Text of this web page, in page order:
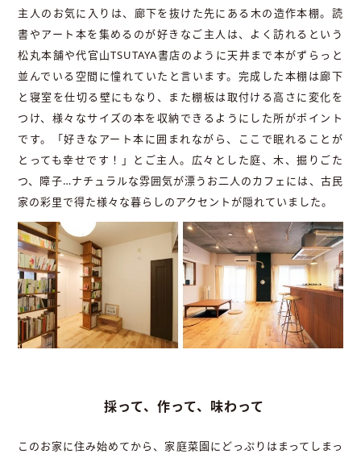
主人のお気に入りは、廊下を抜けた先にある木の造作本棚。読
書やアート本を集めるのが好きなご主人は、よく訪れるという
松丸本舗や代官山TSUTAYA書店のように天井まで本がずらっと
並んでいる空間に憧れていたと言います。完成した本棚は廊下
と寝室を仕切る壁にもなり、また棚板は取付ける高さに変化を
つけ、様々なサイズの本を収納できるようにした所がポイント
です。「好きなアート本に囲まれながら、ここで眠れることが
とっても幸せです！」とご主人。広々とした庭、木、掘りごた
つ、障子…ナチュラルな雰囲気が漂うお二人のカフェには、古民
家の彩里で得た様々な暮らしのアクセントが隠れていました。
採って、作って、味わって
このお家に住み始めてから、家庭菜園にどっぷりはまってしまっ